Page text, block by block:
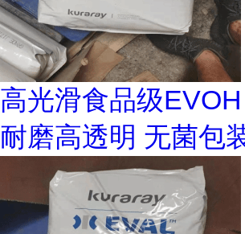
高光滑食品级
耐磨高透明 无菌包